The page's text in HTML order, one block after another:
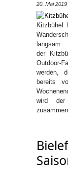
20. Mai 2019
Kitzbühel.
der
Outdoor-
werden,
bereits
wird der